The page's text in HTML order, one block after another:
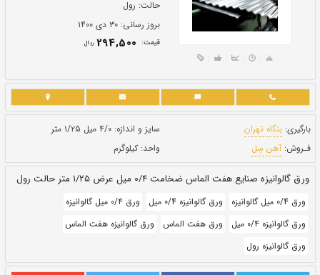
ورق گالوانیزه هفت الماس ضخامت
4/0 میل 1/25 متر
تولید:شرکت صنایع هفت الماس
حالت:
بروز رسانی:
قيمت: 294,500ريال